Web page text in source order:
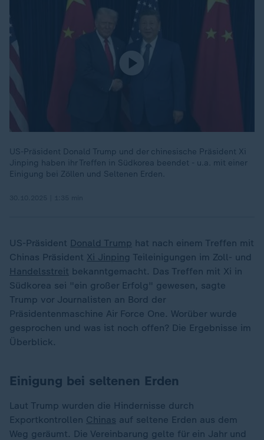
US-Präsident Donald Trump und der chinesische Präsident Xi
Jinping haben ihr Treffen in Südkorea beendet - u.a. mit einer
Einigung bei Zöllen und Seltenen Erden.
US-Präsident Donald Trump hat nach einem Treffen mit
Chinas Präsident Xi Jinping Teileinigungen im Zoll- und
Handelsstreit bekanntgemacht. Das Treffen mit Xi in
Südkorea sei "ein großer Erfolg" gewesen, sagte
Trump vor Journalisten an Bord der
Präsidentenmaschine Air Force One. Worüber wurde
gesprochen und was ist noch offen? Die Ergebnisse im
Überblick.
Einigung bei seltenen Erden
Laut Trump wurden die Hindernisse durch
Exportkontrollen Chinas auf seltene Erden aus dem
Weg geräumt. Die Vereinbarung gelte für ein Jahr und